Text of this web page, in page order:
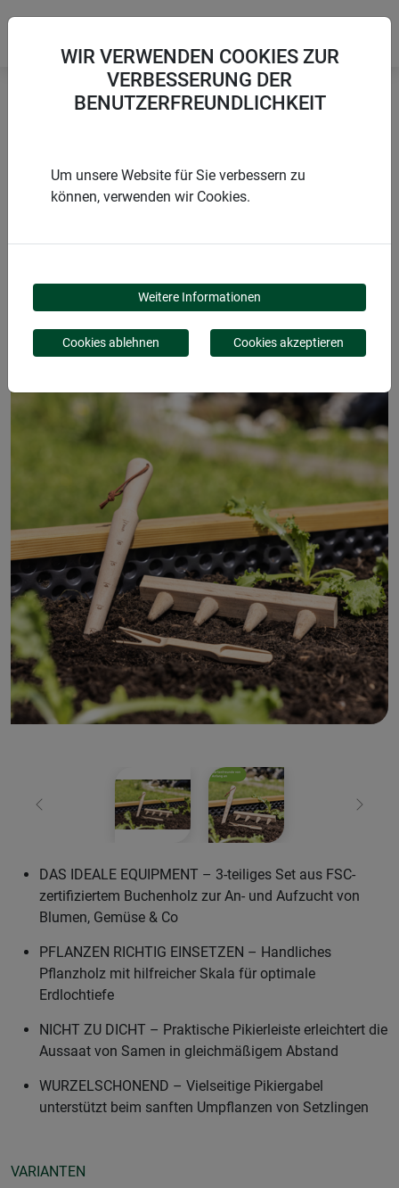
ANZUCHTWERKZEUG
AUS HOLZ
Zurück Weiter
DAS IDEALE EQUIPMENT – 3-teiliges Set aus FSC-
zertifiziertem Buchenholz zur An- und Aufzucht von
Blumen, Gemüse & Co
PFLANZEN RICHTIG EINSETZEN – Handliches
Pflanzholz mit hilfreicher Skala für optimale
Erdlochtiefe
NICHT ZU DICHT – Praktische Pikierleiste erleichtert die
Aussaat von Samen in gleichmäßigem Abstand
WURZELSCHONEND – Vielseitige Pikiergabel
unterstützt beim sanften Umpflanzen von Setzlingen
VARIANTEN
WIR VERWENDEN COOKIES ZUR
VERBESSERUNG DER
BENUTZERFREUNDLICHKEIT
Um unsere Website für Sie verbessern zu
können, verwenden wir Cookies.
Weitere Informationen
Cookies ablehnen Cookies akzeptieren